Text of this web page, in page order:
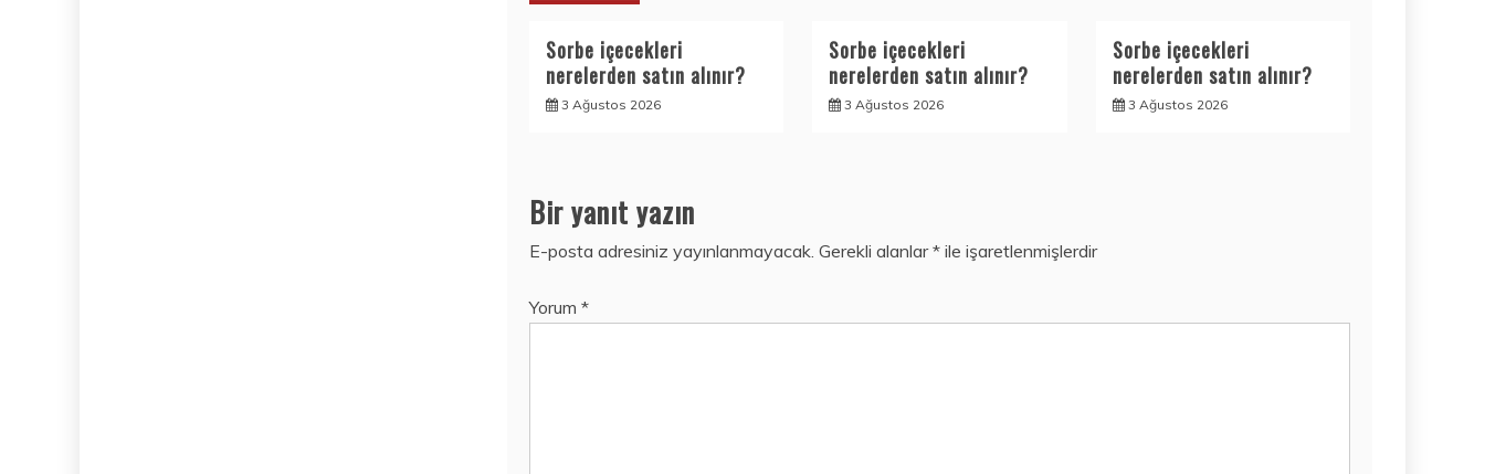
Sorbe içecekleri
nerelerden satın alınır?
3 Ağustos 2026
Sorbe içecekleri
nerelerden satın alınır?
3 Ağustos 2026
Sorbe içecekleri
nerelerden satın alınır?
3 Ağustos 2026
Bir yanıt yazın
E-posta adresiniz yayınlanmayacak. Gerekli alanlar* ile işaretlenmişlerdir
Yorum *